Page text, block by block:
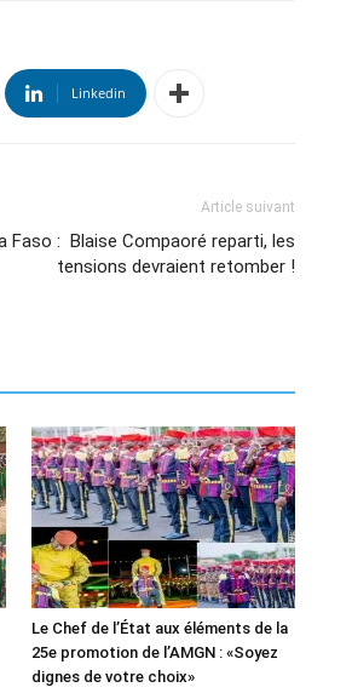
Linkedin
Article suivant
Faso : Blaise Compaoré reparti, les
tensions devraient retomber !
Le Chef de l’État aux éléments de la
25e promotion de l’AMGN : «Soyez
dignes de votre choix»